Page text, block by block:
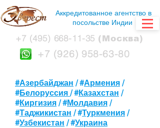
+7 (495) 668-11-35 (Москва)
Аккредитованное агентство в
посольстве Индии
+7 (926) 958-63-80
#Азербайджан / #Армения /
#Белоруссия / #Казахстан /
#Киргизия / #Молдавия /
#Таджикистан / #Туркмения /
#Узбекистан / #Украина